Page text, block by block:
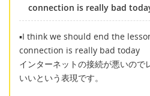
connection is really bad
▪I think we should end the
connection is really bad today
インターネットの接続が悪いので
いいという表現です。